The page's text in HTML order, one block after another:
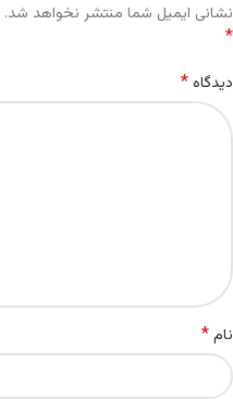
نشانی ایمیل شما منتشر نخواهد شد.
*
دیدگاه*
نام*